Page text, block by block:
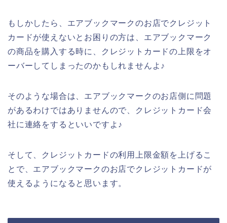
もしかしたら、エアブックマークのお店でクレジット
カードが使えないとお困りの方は、エアブックマーク
の商品を購入する時に、クレジットカードの上限をオ
ーバーしてしまったのかもしれませんよ♪
そのような場合は、エアブックマークのお店側に問題
があるわけではありませんので、クレジットカード会
社に連絡をするといいですよ♪
そして、クレジットカードの利用上限金額を上げるこ
とで、エアブックマークのお店でクレジットカードが
使えるようになると思います。